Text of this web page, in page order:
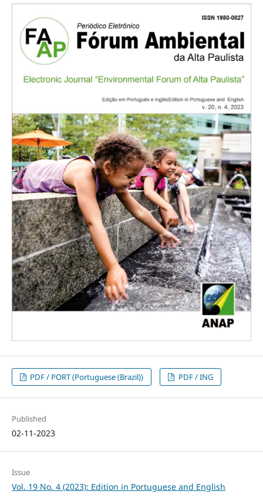
PDF / PORT (Portuguese (Brazil)) PDF / ING
Published
02-11-2023
Issue
Vol. 19 No. 4 (2023): Edition in Portuguese and English